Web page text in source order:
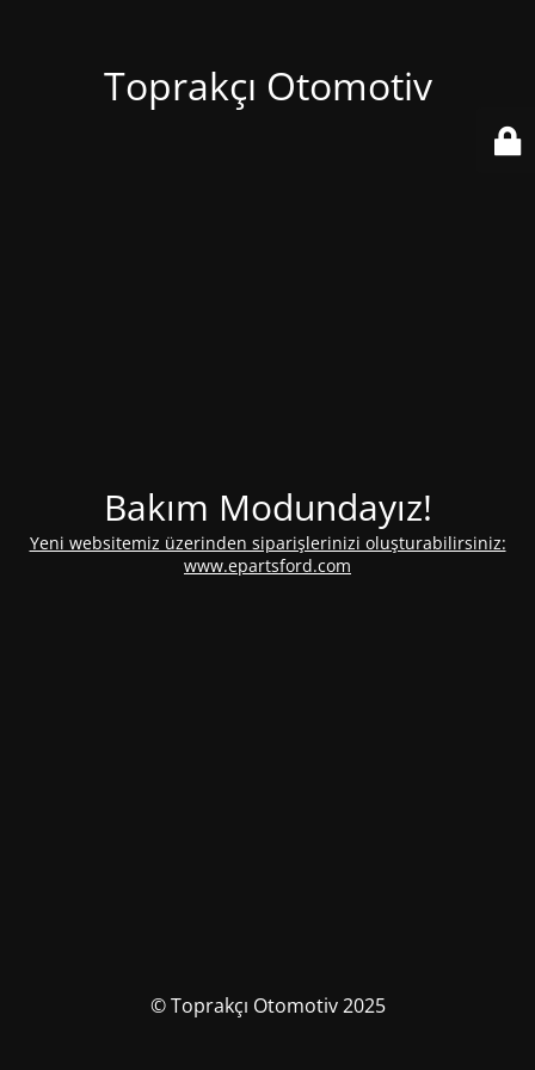
Toprakçı Otomotiv
Bakım Modundayız!
Yeni websitemiz üzerinden siparişlerinizi oluşturabilirsiniz:
www.epartsford.com
© Toprakçı Otomotiv 2025